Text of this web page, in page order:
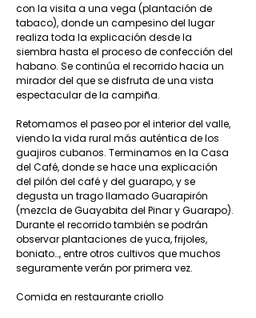
con la visita a una vega (plantación de
tabaco), donde un campesino del lugar
realiza toda la explicación desde la
siembra hasta el proceso de confección del
habano. Se continúa el recorrido hacia un
mirador del que se disfruta de una vista
espectacular de la campiña.
Retomamos el paseo por el interior del valle,
viendo la vida rural más auténtica de los
guajiros cubanos. Terminamos en la Casa
del Café, donde se hace una explicación
del pilón del café y del guarapo, y se
degusta un trago llamado Guarapirón
(mezcla de Guayabita del Pinar y Guarapo).
Durante el recorrido también se podrán
observar plantaciones de yuca, frijoles,
boniato…, entre otros cultivos que muchos
seguramente verán por primera vez.
Comida en restaurante criollo